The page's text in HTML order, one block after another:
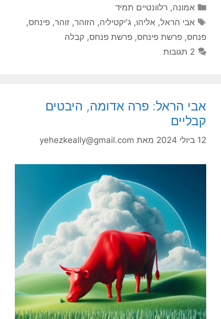
קטגוריות
אמונה, רלוונטיים תמיד
תגיות
אבי הראל, אליהו,ג'יקטיליה, הזוהר,זוהר,פינחס,
פנחס, פרשת פינחס, פרשת פנחס, קבלה
2 תגובות
אבי הראל: פרה אדומה, היבטים
קבליים
12 ביולי 2024 מאת yehezkeally@gmail.com